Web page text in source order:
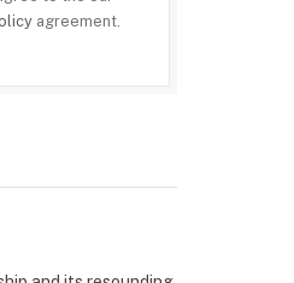
agreement.